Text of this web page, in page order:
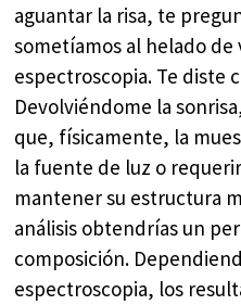
aguantar la risa, te
sometíamos al helado de
espectroscopia. Te diste
Devolviéndome la
que, físicamente, la
la fuente de luz o
mantener su estructura
análisis obtendrías un
composición.
espectroscopia, los